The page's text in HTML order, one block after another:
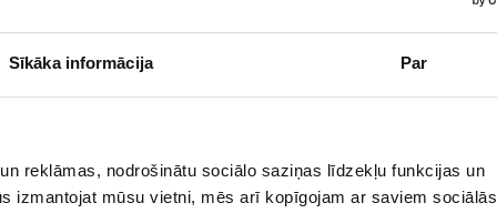
Sīkāka informācija Par
reklāmas, nodrošinātu sociālo saziņas līdzekļu funkcijas un
izmantojat mūsu vietni, mēs arī kopīgojam ar saviem sociālās